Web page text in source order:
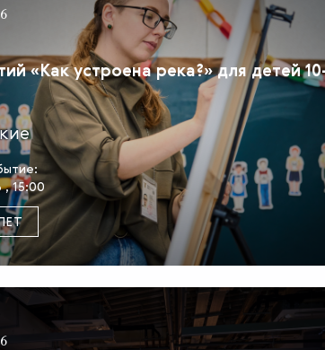
«Как устроена река?» для детей
, 15:00